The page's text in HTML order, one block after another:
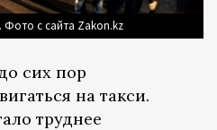
Фото с сайта Zakon.kz
сих пор
на такси.
труднее